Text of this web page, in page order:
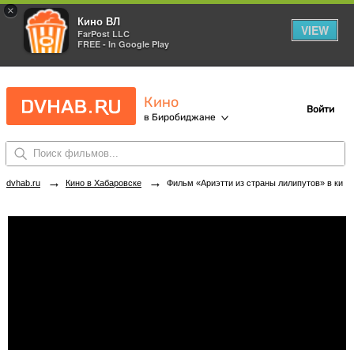
×
Кино ВЛ
FarPost LLC
FREE - In Google Play
VIEW
Кино
в Биробиджане
Войти
dvhab.ru → Кино в Хабаровске → Фильм «Ариэтти из страны лилипутов» в кинотеатрах Биробиджана. Купить билеты!